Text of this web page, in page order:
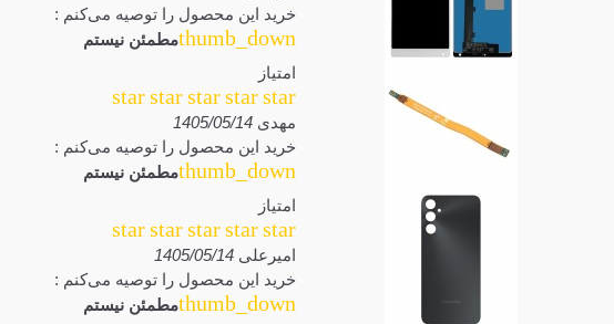
خرید این محصول را توصیه می‌کنم :
thumb_downمطمئن نیستم
امتیاز
star
star
star
star
star
مهدی 1405/05/14
خرید این محصول را توصیه می‌کنم :
thumb_downمطمئن نیستم
امتیاز
star
star
star
star
star
امیرعلی 1405/05/14
خرید این محصول را توصیه می‌کنم :
thumb_downمطمئن نیستم